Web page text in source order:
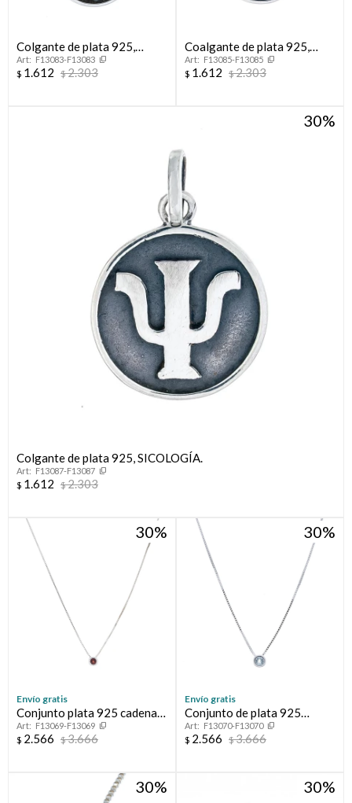
Colgante de plata 925,
AUXILIAR DE SERVICIO.
F13083-F13083
$ 1.612 $2.303
Coalgante de plata 925,
ABOGACÍA.
F13085-F13085
$ 1.612 $2.303
30
Colgante de plata 925, SICOLOGÍA.
F13087-F13087
$ 1.612 $2.303
30
Envío gratis
Conjunto plata 925 cadena y
punto de luz GRANATE
F13069-F13069
$ 2.566 $3.666
30
Envío gratis
Conjunto de plata 925
cadena y punto de luz
TOPACIO CELESTE
F13070-F13070
$ 2.566 $3.666
30 30